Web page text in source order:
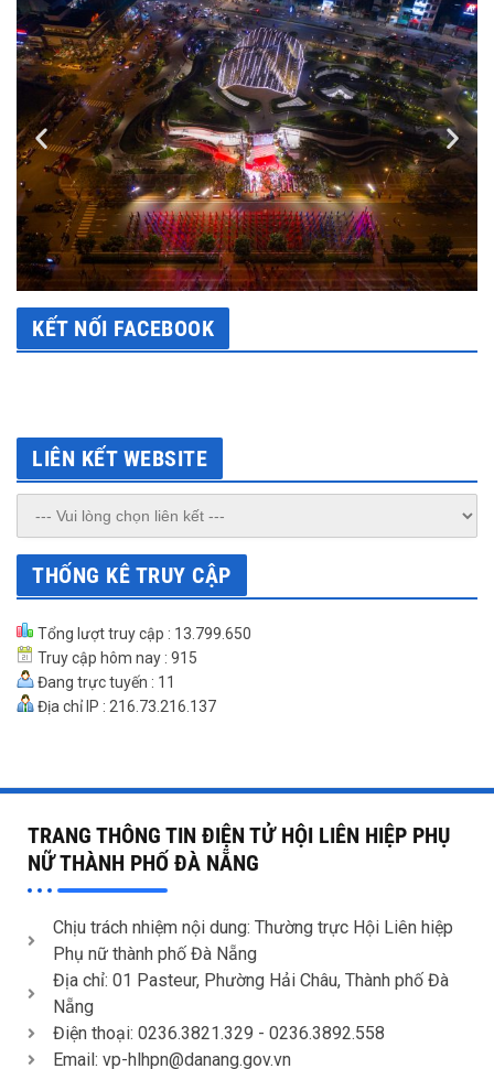
KẾT NỐI FACEBOOK
LIÊN KẾT WEBSITE
THỐNG KÊ TRUY CẬP
Tổng lượt truy cập : 13.799.650
Truy cập hôm nay : 915
Đang trực tuyến : 11
Địa chỉ IP : 216.73.216.137
TRANG THÔNG TIN ĐIỆN TỬ HỘI LIÊN HIỆP PHỤ
NỮ THÀNH PHỐ ĐÀ NẴNG
Chịu trách nhiệm nội dung: Thường trực Hội Liên hiệp
Phụ nữ thành phố Đà Nẵng
Địa chỉ: 01 Pasteur, Phường Hải Châu, Thành phố Đà
Nẵng
Điện thoại: 0236.3821.329 - 0236.3892.558
Email: vp-hlhpn@danang.gov.vn